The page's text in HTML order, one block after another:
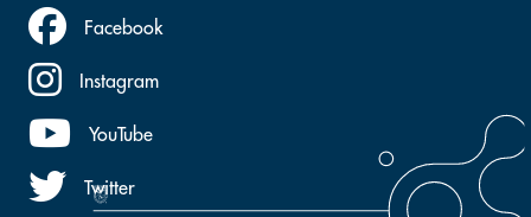
Facebook
Instagram
YouTube
Twitter